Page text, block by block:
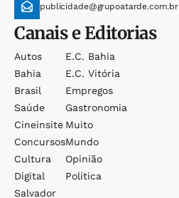
publicidade@grupoatarde.com.br
Canais e Editorias
Autos
Bahia
Brasil
Saúde
Cineinsite
Concursos
Cultura
Digital
Salvador
E.c. Bahia
E.c. Vitória
Empregos
Gastronomia
Muito
Mundo
Opinião
Política